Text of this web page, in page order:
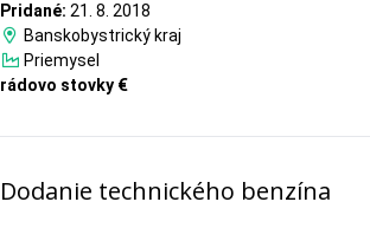
Pridané: 21. 8. 2018
Banskobystrický kraj
Priemysel
rádovo stovky €
Dodanie technického benzína